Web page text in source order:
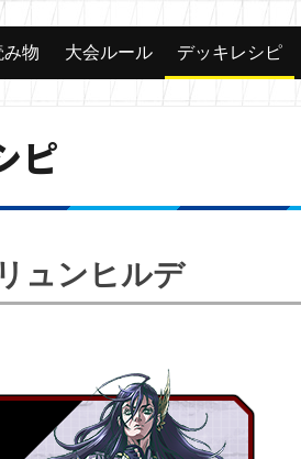
カード
み物 大会ルール デッキレシピ
ピ
ュンヒルデ